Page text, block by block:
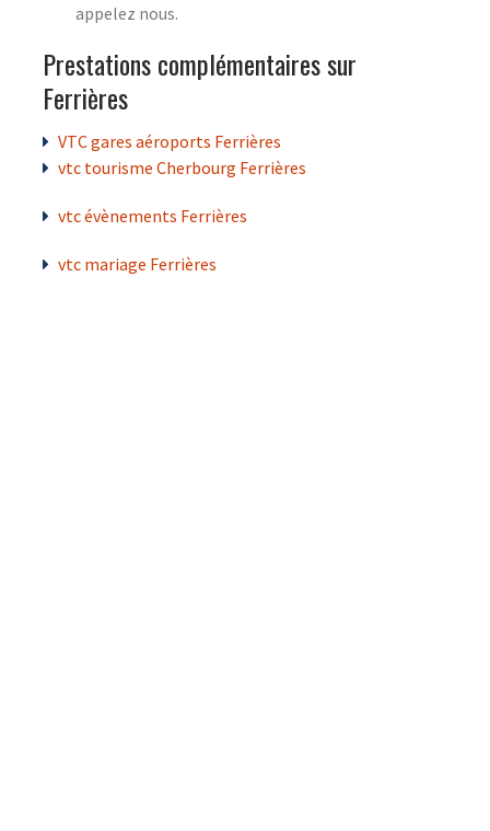
appelez nous.
Prestations complémentaires sur
Ferrières
VTC gares aéroports Ferrières
vtc tourisme Cherbourg Ferrières
vtc évènements Ferrières
vtc mariage Ferrières